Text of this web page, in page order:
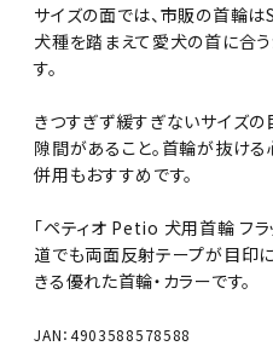
サイズの面では、市販の首輪はS
犬種を踏まえて愛犬の首に合
す。
きつすぎず緩すぎないサイズ
隙間があること。首輪が抜け
併用もおすすめです。
「ペティオ Petio 犬用首輪 フラ
道でも両面反射テープが目印
きる優れた首輪・カラーです。
JAN：4903588578588